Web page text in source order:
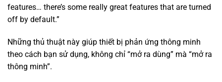
features… there’s some really great features that are turned
off by default.”
Những thủ thuật này giúp thiết bị phản ứng thông minh
theo cách bạn sử dụng, không chỉ “mở ra dùng” mà “mở ra
thông minh”.